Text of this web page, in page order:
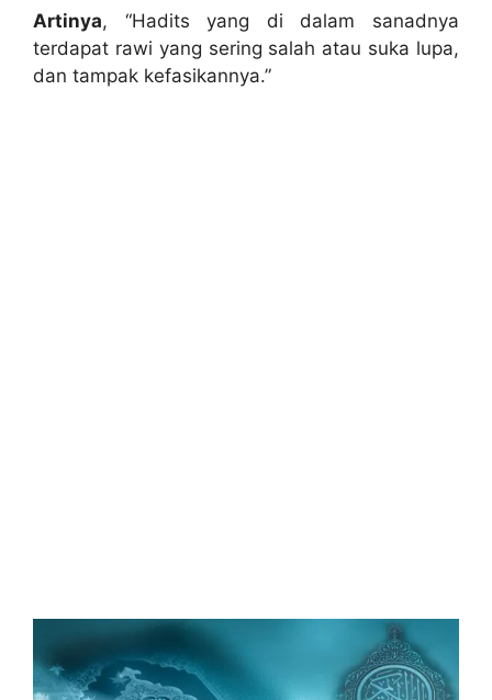
Artinya, “Hadits yang di dalam sanadnya
terdapat rawi yang sering salah atau suka lupa,
dan tampak kefasikannya.”